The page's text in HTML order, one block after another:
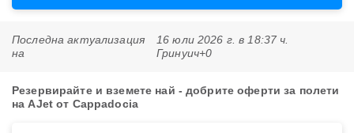
Последна актуализация
на
16 юли 2026 г. в 18:37 ч.
Гринуич+0
Резервирайте и вземете най - добрите оферти за полети
на AJet от Cappadocia